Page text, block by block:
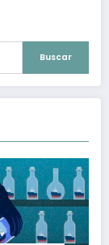
Buscar